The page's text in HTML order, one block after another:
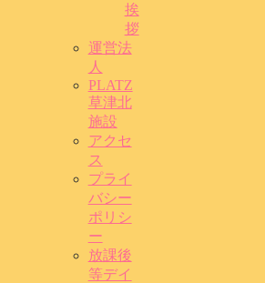
挨
拶
運営法
人
PLATZ
草津北
施設
アクセ
ス
プライ
バシー
ポリシ
ー
放課後
等デイ